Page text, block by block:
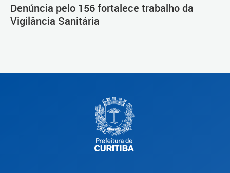
Denúncia pelo 156 fortalece trabalho da
Vigilância Sanitária